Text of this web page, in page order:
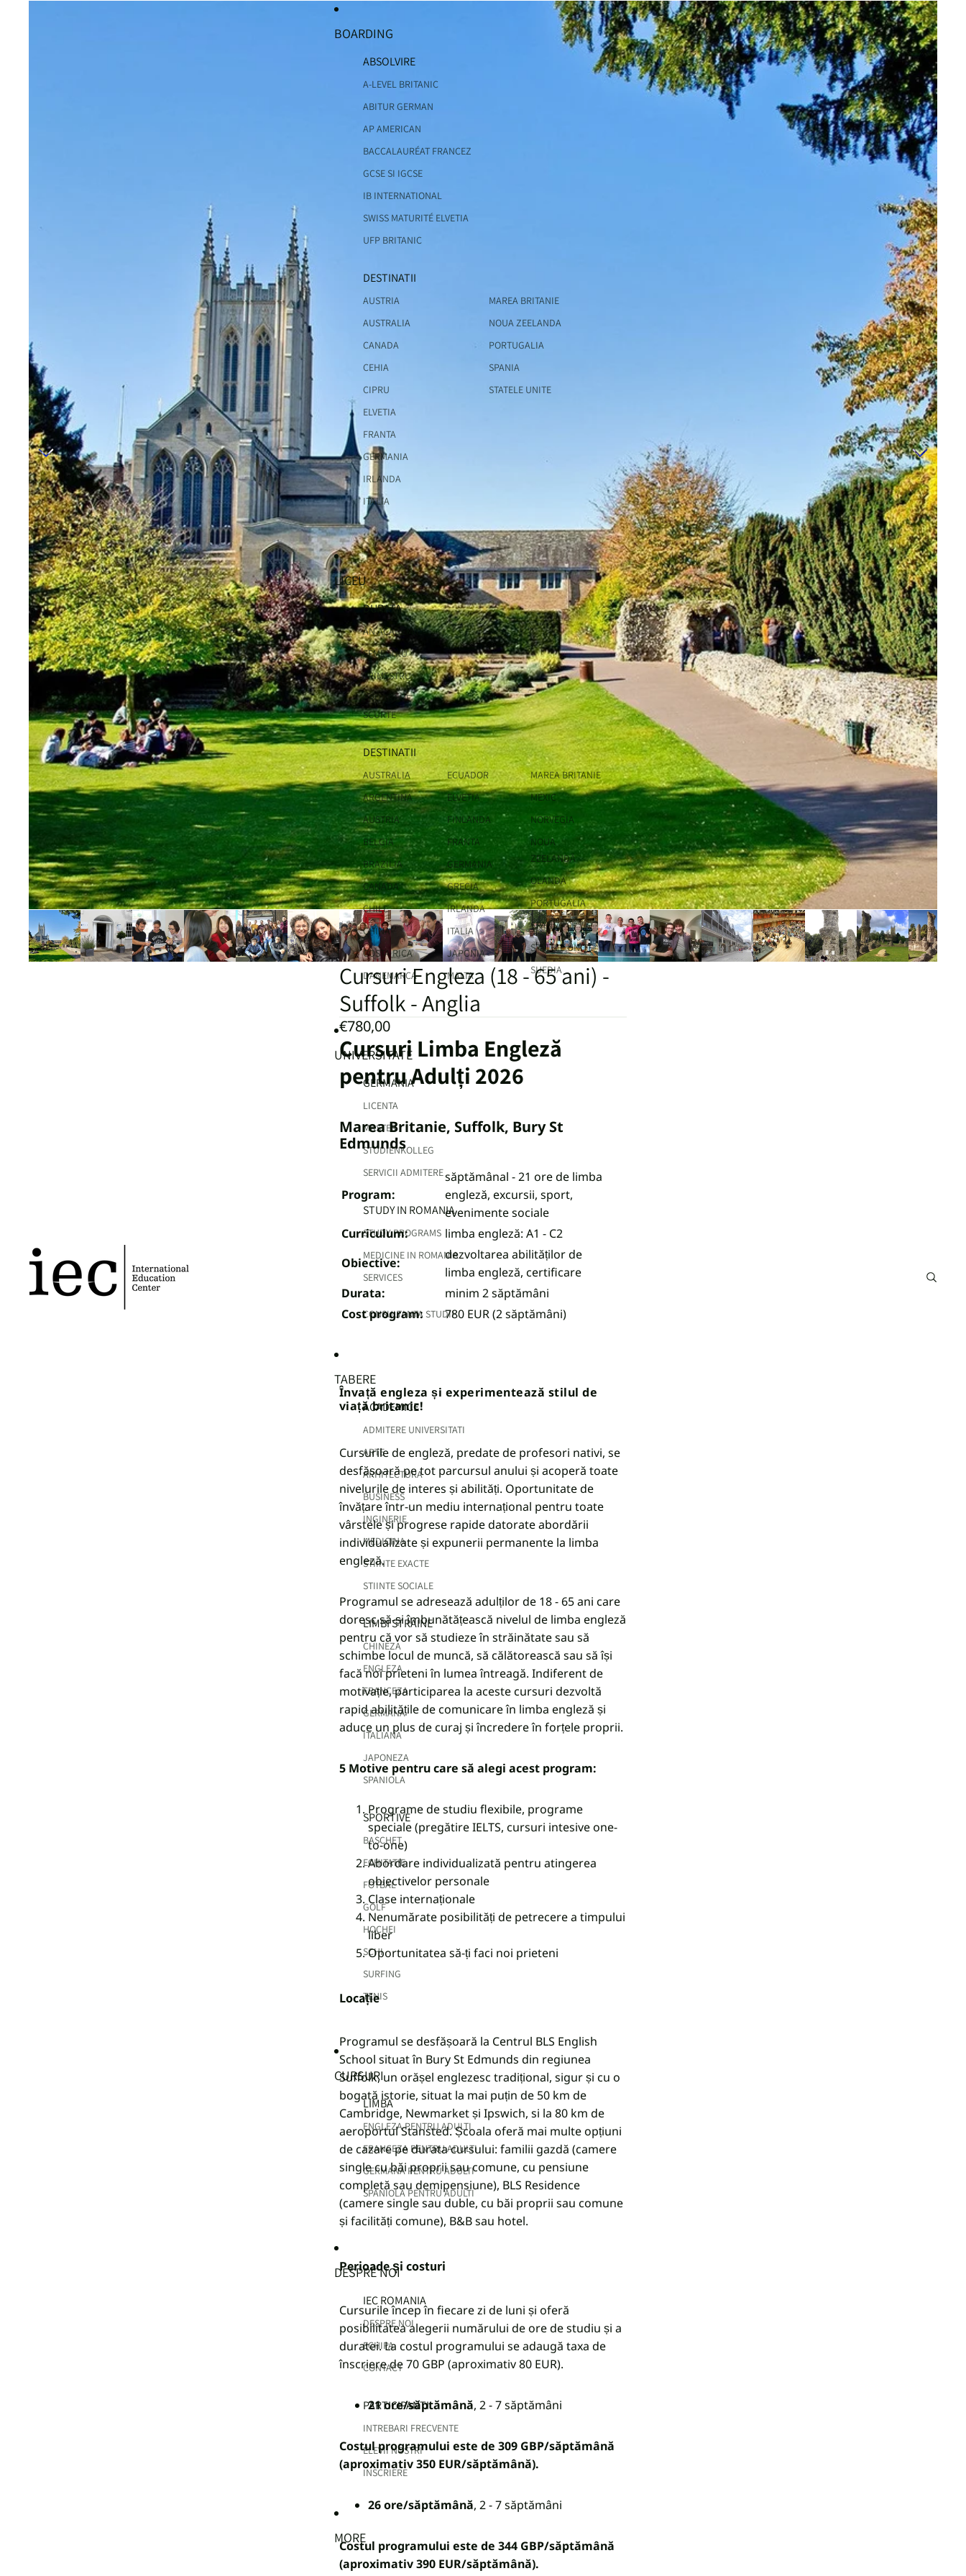
BOARDING
ABSOLVIRE
A-LEVEL BRITANIC
ABITUR GERMAN
AP AMERICAN
BACCALAURÉAT FRANCEZ
GCSE SI IGCSE
IB INTERNATIONAL
SWISS MATURITÉ ELVETIA
UFP BRITANIC
DESTINATII
AUSTRIA
AUSTRALIA
CANADA
CEHIA
CIPRU
ELVETIA
FRANTA
GERMANIA
IRLANDA
ITALIA
MAREA BRITANIE
NOUA ZEELANDA
PORTUGALIA
SPANIA
STATELE UNITE
LICEU
DURATA
AN ACADEMIC
SEMESTRU
TRIMESTRU
PROGRAME
SCURTE
DESTINATII
AUSTRALIA
ARGENTINA
AUSTRIA
BELGIA
BRAZILIA
CANADA
CHILE
CHINA
COSTA RICA
DANEMARCA
ECUADOR
ELVETIA
FINLANDA
FRANTA
GERMANIA
GRECIA
IRLANDA
ITALIA
JAPONIA
MALTA
MAREA BRITANIE
MEXIC
NORVEGIA
NOUA
ZEELANDĂ
OLANDA
PORTUGALIA
SPANIA
STATELE UNITE
SUEDIA
UNIVERSITATE
GERMANIA
LICENTA
MASTER
STUDIENKOLLEG
SERVICII ADMITERE
STUDY IN ROMANIA
STUDY PROGRAMS
MEDICINE IN ROMANIA
SERVICES
CONSULTANTA STUDII
TABERE
ACADEMICE
ADMITERE UNIVERSITATI
ARTE
ARHITECTURA
BUSINESS
INGINERIE
MEDICINA
STIINTE EXACTE
STIINTE SOCIALE
LIMBI STRAINE
CHINEZA
ENGLEZA
FRANCEZA
GERMANA
ITALIANA
JAPONEZA
SPANIOLA
SPORTIVE
BASCHET
ECHITATIE
FOTBAL
GOLF
HOCHEI
SCHI
SURFING
TENIS
CURSURI
LIMBA
ENGLEZA PENTRU ADULTI
FRANCEZA PENTRU ADULTI
GERMANA PENTRU ADULTI
SPANIOLA PENTRU ADULTI
DESPRE NOI
IEC ROMANIA
DESPRE NOI
ECHIPA
CONTACT
PARTICIPANTI
INTREBARI FRECVENTE
ELEVII NOSTRI
INSCRIERE
MORE
Cursuri Engleza (18 - 65 ani) -
Suffolk - Anglia
€780,00
Cursuri Limba Engleză
pentru Adulți 2026
Marea Britanie, Suffolk, Bury St
Edmunds
Program:
săptămânal - 21 ore de limba
engleză, excursii, sport,
evenimente sociale
Curriculum:
limba engleză: A1 - C2
Obiective:
dezvoltarea abilităților de
limba engleză, certificare
Durata:
minim 2 săptămâni
Cost program:
780 EUR (2 săptămâni)
Învață engleza și experimentează stilul de
viață britanic!
Cursurile de engleză, predate de profesori nativi, se
desfășoară pe tot parcursul anului și acoperă toate
nivelurile de interes și abilități. Oportunitate de
învățare într-un mediu internațional pentru toate
vârstele și progrese rapide datorate abordării
individualizate și expunerii permanente la limba
engleză.
Programul se adresează adulților de 18 - 65 ani care
doresc să-și îmbunătățească nivelul de limba engleză
pentru că vor să studieze în străinătate sau să
schimbe locul de muncă, să călătorească sau să își
facă noi prieteni în lumea întreagă. Indiferent de
motivație, participarea la aceste cursuri dezvoltă
rapid abilitățile de comunicare în limba engleză și
aduce un plus de curaj și încredere în forțele proprii.
5 Motive pentru care să alegi acest program:
Programe de studiu flexibile, programe
speciale (pregătire IELTS, cursuri intesive one-
to-one)
Abordare individualizată pentru atingerea
obiectivelor personale
Clase internaționale
Nenumărate posibilități de petrecere a timpului
liber
Oportunitatea să-ți faci noi prieteni
Locație
Programul se desfășoară la Centrul BLS English
School situat în Bury St Edmunds din regiunea
Suffolk, un orășel englezesc tradițional, sigur și cu o
bogată istorie, situat la mai puțin de 50 km de
Cambridge, Newmarket și Ipswich, si la 80 km de
aeroportul Stansted. Școala oferă mai multe opțiuni
de cazare pe durata cursului: familii gazdă (camere
single cu băi proprii sau comune, cu pensiune
completă sau demipensiune), BLS Residence
(camere single sau duble, cu băi proprii sau comune
și facilități comune), B&B sau hotel.
Perioade și costuri
Cursurile încep în fiecare zi de luni și oferă
posibilitatea alegerii numărului de ore de studiu și a
duratei.La costul programului se adaugă taxa de
înscriere de 70 GBP (aproximativ 80 EUR).
21 ore/săptămână, 2 - 7 săptămâni
Costul programului este de 309 GBP/săptămână
(aproximativ 350 EUR/săptămână).
26 ore/săptămână, 2 - 7 săptămâni
Costul programului este de 344 GBP/săptămână
(aproximativ 390 EUR/săptămână).